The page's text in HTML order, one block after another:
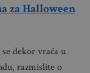
za Halloween
dekor vraća u
razmislite o